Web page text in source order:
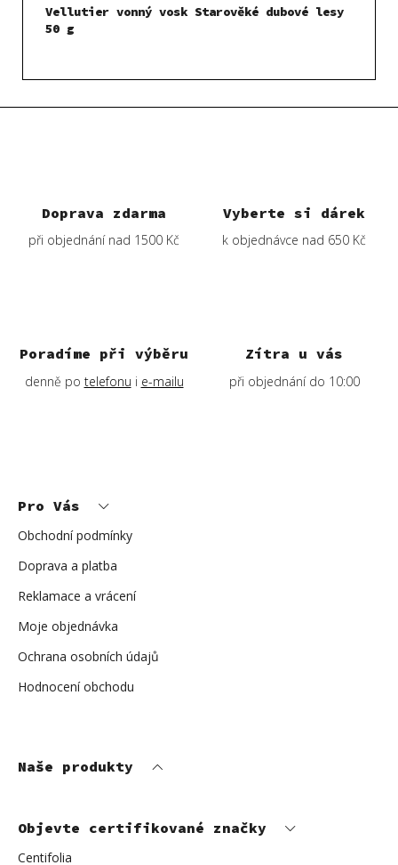
Doprava zdarma
při objednání nad 1500 Kč
Vyberte si dárek
k objednávce nad 650 Kč
Poradíme při výběru
denně po telefonu i e-mailu
Zítra u vás
při objednání do 10:00
Vellutier vonný vosk Starověké dubové lesy
50 g
Pro Vás
Obchodní podmínky
Doprava a platba
Reklamace a vrácení
Moje objednávka
Ochrana osobních údajů
Hodnocení obchodu
Naše produkty
Objevte certifikované značky
Centifolia